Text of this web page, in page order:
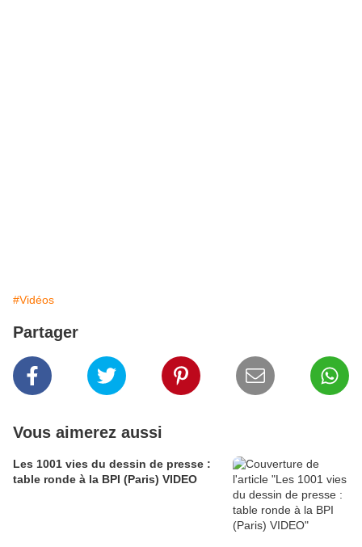
#Vidéos
Partager
Vous aimerez aussi
Les 1001 vies du dessin de presse :
table ronde à la BPI (Paris) VIDEO